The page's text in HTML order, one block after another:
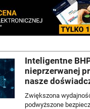
Inteligentne
nieprzerwanej
nasze
Zwiększona
podwyższone